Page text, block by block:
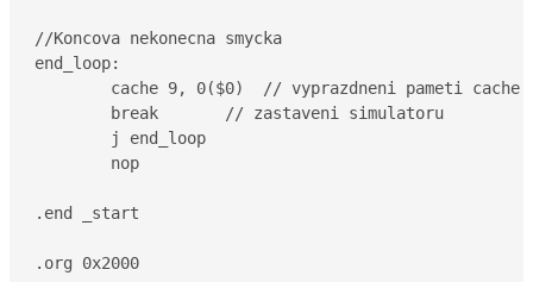
//Koncova nekonecna smycka
end_loop:
.end _start
.org 0x2000